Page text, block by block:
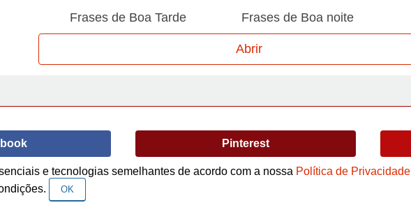
Frases de Boa Tarde Frases de Boa noite
Frases de Caráter
Frases de Desculpa Frases de Dezembro
verão
Frases de Humor
Frases de Junho Frases de Maio
Frases de Motivação
Abrir
Pinterest
A Frase.
e tecnologias semelhantes de acordo com a nossa Política de Privacidade
OK